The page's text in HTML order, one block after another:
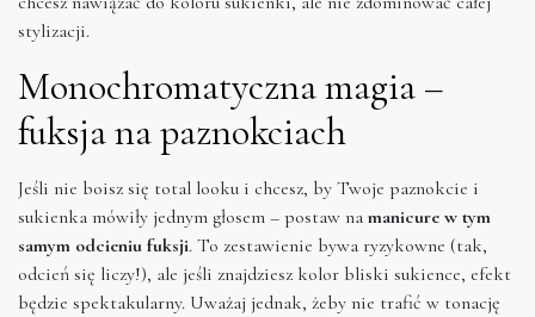
stylizacji.
Monochromatyczna magia –
fuksja na paznokciach
Jeśli nie boisz się total looku i chcesz, by Twoje paznokcie i
sukienka mówiły jednym głosem – postaw na manicure w tym
samym odcieniu fuksji. To zestawienie bywa ryzykowne (tak,
odcień się liczy!), ale jeśli znajdziesz kolor bliski sukience, efekt
będzie spektakularny. Uważaj jednak, żeby nie trafić w tonację